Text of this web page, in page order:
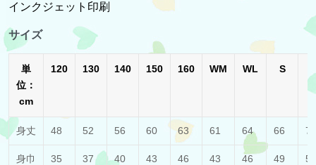
インクジェット印刷
サイズ
単
位：
cm
120 130 140 150 160 WM WL S
身丈 48 52 56 60 63 61 64 66 70
身巾 35 37 40 43 46 43 46 49 52